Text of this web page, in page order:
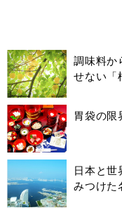
調味料か
せない「
胃袋の限
日本と
みつけた